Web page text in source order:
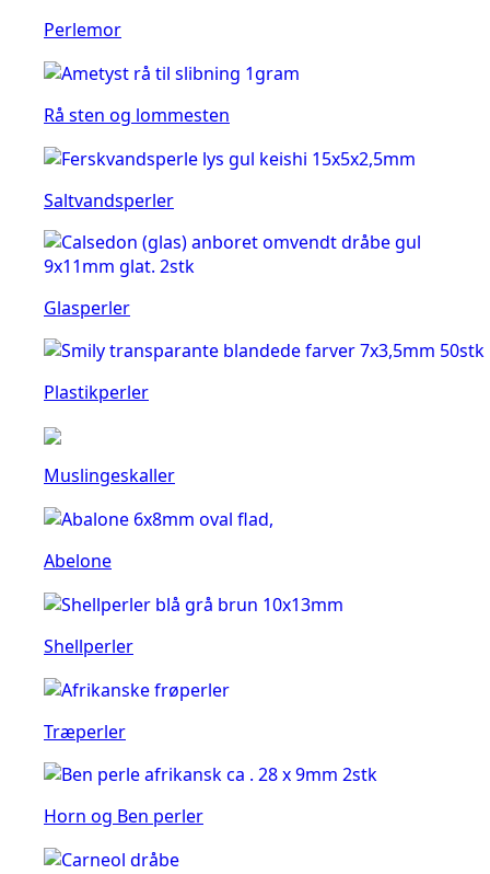
Perlemor
Rå sten og lommesten
Saltvandsperler
Glasperler
Plastikperler
Muslingeskaller
Abelone
Shellperler
Træperler
Horn og Ben perler